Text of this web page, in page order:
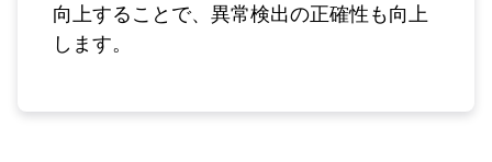
向上することで、異常検出の正確性も向上
します。